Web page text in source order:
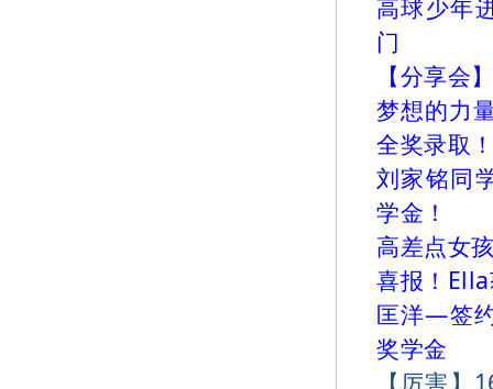
高球少年
门
【分享会
梦想的力
全奖录取
刘家铭同
学金！
高差点女
喜报！
匡洋—签
奖学金
【厉害